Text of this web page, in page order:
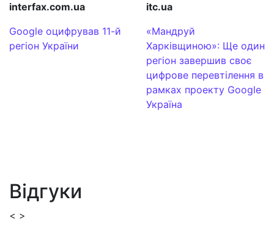
interfax.com.ua
Google оцифрував 11-й
регіон України
itc.ua
«Мандруй
Харківщиною»: Ще один
регіон завершив своє
цифрове перевтілення в
рамках проекту Google
Україна
Відгуки
< >